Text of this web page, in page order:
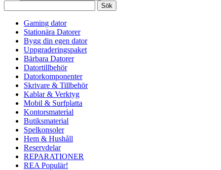
Sök
Gaming dator
Stationära Datorer
Bygg din egen dator
Uppgraderingspaket
Bärbara Datorer
Datortillbehör
Datorkomponenter
Skrivare & Tillbehör
Kablar & Verktyg
Mobil & Surfplatta
Kontorsmaterial
Butiksmaterial
Spelkonsoler
Hem & Hushåll
Reservdelar
REPARATIONER
REA Populär!